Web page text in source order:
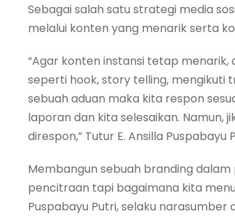
Sebagai salah satu strategi media
melalui konten yang menarik serta
“Agar konten instansi tetap
seperti hook, story telling, mengikuti
sebuah aduan maka kita respon
laporan dan kita selesaikan. Namun,
direspon,” Tutur E. Ansilla
Membangun sebuah branding
pencitraan tapi bagaimana kita
Puspabayu Putri, selaku